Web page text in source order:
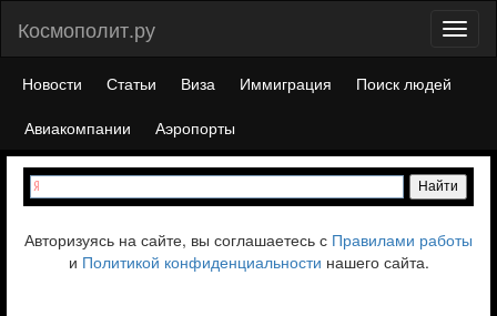
Космополит.ру
Новости Статьи Виза Иммиграция
Поиск людей
Авиакомпании
Аэропорты
Авторизуясь на сайте, вы соглашаетесь с Правилами работы
и Политикой конфиденциальности нашего сайта.